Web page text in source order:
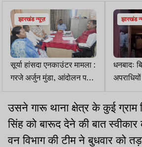
झारखंड न्यूज़
सूर्या हांसदा एनकाउंटर मामला :
गरजे अर्जुन मुंडा, आंदोलन पर
उतरेंगे
झारखंड
धनबादः
बंधक
लूट
उसने गारू थाना क्षेत्र के कुई ग्राम
सिंह को बारूद देने की बात
वन विभाग की टीम ने बुधवार को